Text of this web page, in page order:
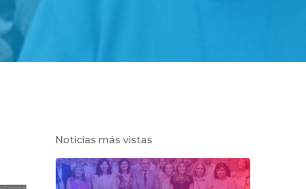
Noticias más vistas